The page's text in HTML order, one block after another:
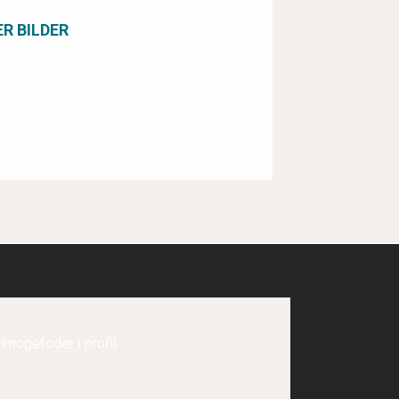
BILDERabout Specialtillverkad träpanel till Arvid